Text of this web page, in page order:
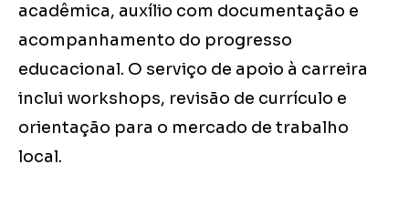
acadêmica, auxílio com documentação e
acompanhamento do progresso
educacional. O serviço de apoio à carreira
inclui workshops, revisão de currículo e
orientação para o mercado de trabalho
local.